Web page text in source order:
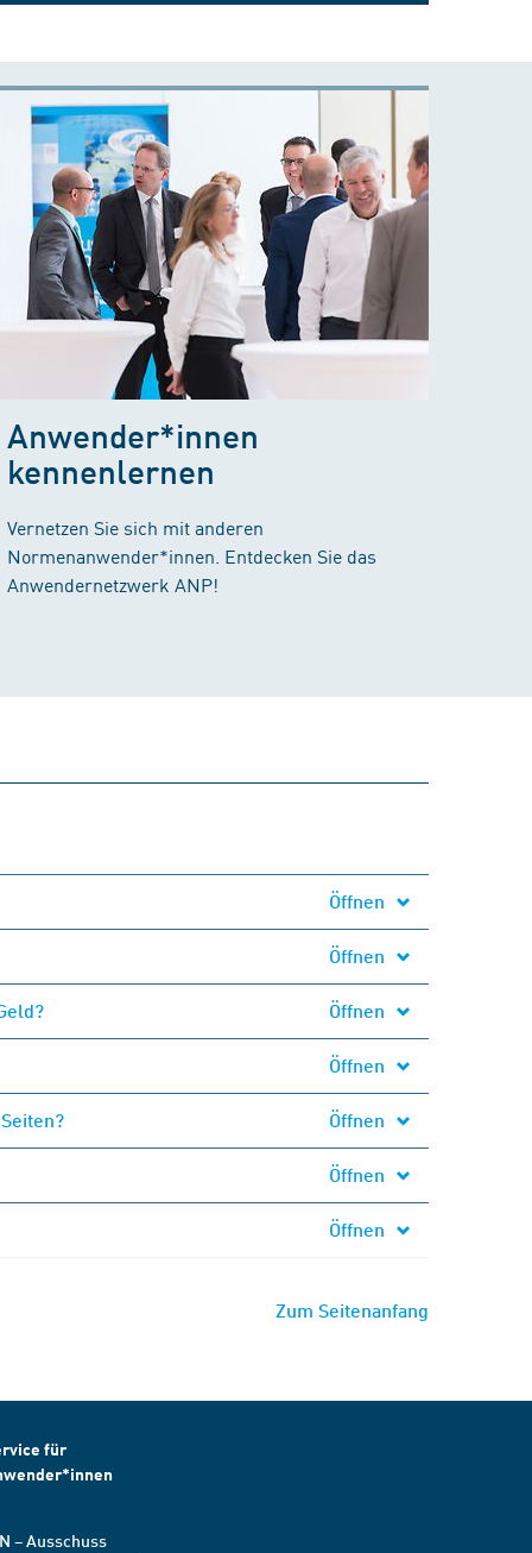
Anwender*innen
kennenlernen
Vernetzen Sie sich mit anderen
Normenanwender*innen. Entdecken Sie das
Anwendernetzwerk ANP!
Öffnen
Öffnen
Öffnen
Öffnen
Öffnen
Öffnen
Öffnen
Zum Seitenanfang
für
– Ausschuss